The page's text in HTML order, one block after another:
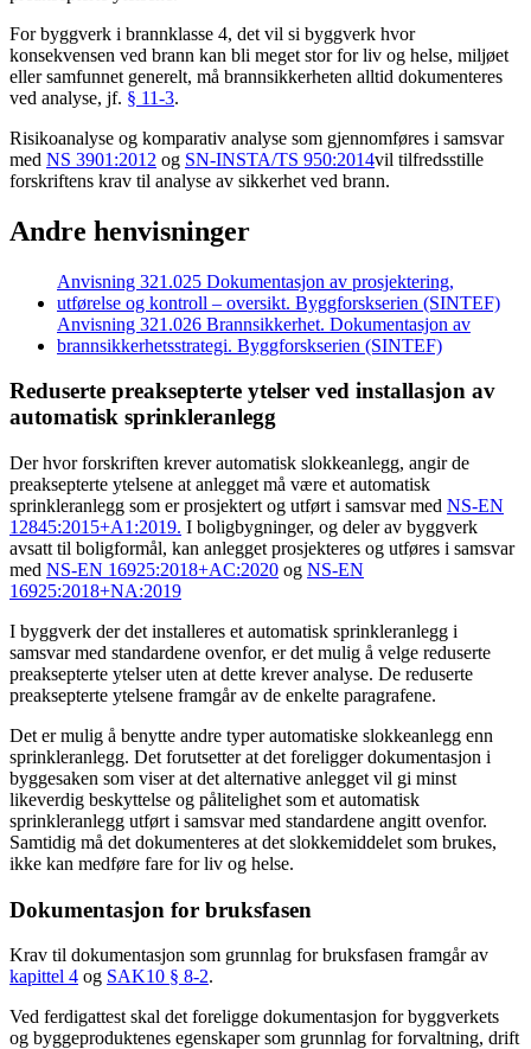
For byggverk i brannklasse 4, det vil si byggverk hvor
konsekvensen ved brann kan bli meget stor for liv og helse, miljøet
eller samfunnet generelt, må brannsikkerheten alltid dokumenteres
ved analyse, jf. § 11-3.
Risikoanalyse og komparativ analyse som gjennomføres i samsvar
med NS 3901:2012 og SN-INSTA/TS 950:2014vil tilfredsstille
forskriftens krav til analyse av sikkerhet ved brann.
Andre henvisninger
Anvisning 321.025 Dokumentasjon av prosjektering,
utførelse og kontroll – oversikt. Byggforskserien (SINTEF)
Anvisning 321.026 Brannsikkerhet. Dokumentasjon av
brannsikkerhetsstrategi. Byggforskserien (SINTEF)
Reduserte preaksepterte ytelser ved installasjon av
automatisk sprinkleranlegg
Der hvor forskriften krever automatisk slokkeanlegg, angir de
preaksepterte ytelsene at anlegget må være et automatisk
sprinkleranlegg som er prosjektert og utført i samsvar med NS-EN
12845:2015+A1:2019. I boligbygninger, og deler av byggverk
avsatt til boligformål, kan anlegget prosjekteres og utføres i samsvar
med NS-EN 16925:2018+AC:2020 og NS-EN
16925:2018+NA:2019
I byggverk der det installeres et automatisk sprinkleranlegg i
samsvar med standardene ovenfor, er det mulig å velge reduserte
preaksepterte ytelser uten at dette krever analyse. De reduserte
preaksepterte ytelsene framgår av de enkelte paragrafene.
Det er mulig å benytte andre typer automatiske slokkeanlegg enn
sprinkleranlegg. Det forutsetter at det foreligger dokumentasjon i
byggesaken som viser at det alternative anlegget vil gi minst
likeverdig beskyttelse og pålitelighet som et automatisk
sprinkleranlegg utført i samsvar med standardene angitt ovenfor.
Samtidig må det dokumenteres at det slokkemiddelet som brukes,
ikke kan medføre fare for liv og helse.
Dokumentasjon for bruksfasen
Krav til dokumentasjon som grunnlag for bruksfasen framgår av
kapittel 4 og SAK10 § 8-2.
Ved ferdigattest skal det foreligge dokumentasjon for byggverkets
og byggeproduktenes egenskaper som grunnlag for forvaltning, drift